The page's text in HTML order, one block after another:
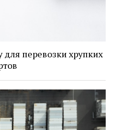
для перевозки хрупких